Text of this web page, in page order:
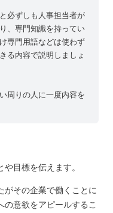
必ずしも人事担当者が
、専門知識を持ってい
専門用語などは使わず
る内容で説明しましょ
周りの人に一度内容を
目標を伝えます。
がその企業で働くことに
意欲をアピールするこ